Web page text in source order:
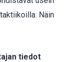
Näin
tiedot